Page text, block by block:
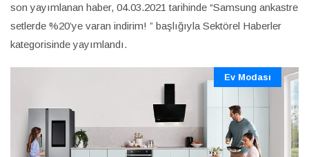
son yayımlanan haber, 04.03.2021 tarihinde “Samsung ankastre
setlerde %20’ye varan indirim! ” başlığıyla Sektörel Haberler
kategorisinde yayımlandı.
Ev Modası